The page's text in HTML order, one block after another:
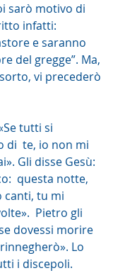
sarò motivo di
infatti:
e saranno
del gregge”. Ma,
vi precederò
di  te, io non mi
Gli disse Gesù:
questa notte,
canti, tu mi
Pietro gli
dovessi morire
Lo
i discepoli.